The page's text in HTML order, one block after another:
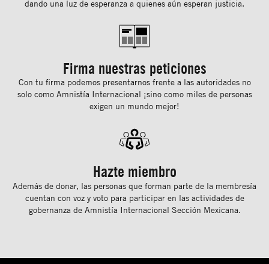
dando una luz de esperanza a quienes aún esperan justicia.
Firma nuestras peticiones
Con tu ﬁrma podemos presentarnos frente a las autoridades no
solo como Amnistía Internacional ¡sino como miles de personas
exigen un mundo mejor!
Hazte miembro
Además de donar, las personas que forman parte de la membresía
cuentan con voz y voto para participar en las actividades de
gobernanza de Amnistía Internacional Sección Mexicana.